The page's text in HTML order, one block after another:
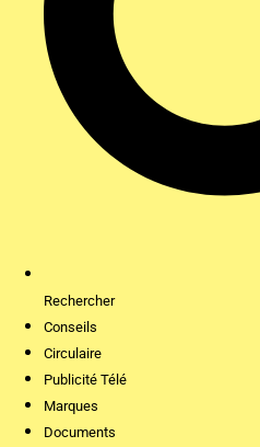
Rechercher
Conseils
Circulaire
Publicité Télé
Marques
Documents